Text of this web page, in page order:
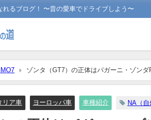
れるブログ！ 〜昔の愛車でドライブしよう〜
ゾンタ（GT7）の正体はパガーニ・ゾン
リア車 ヨーロッパ車 車種紹介 NA（自